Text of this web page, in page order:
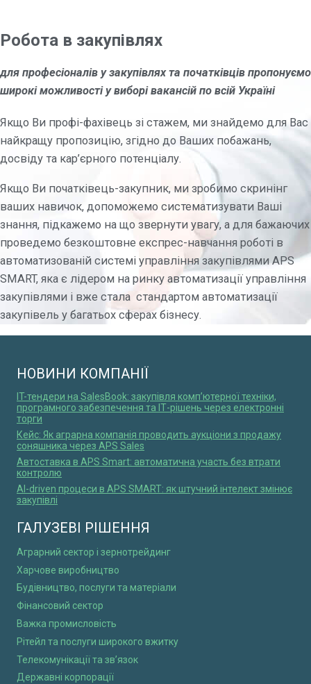
Робота в закупівлях
для професіоналів у закупівлях та початківців пропонуємо
широкі можливості у виборі вакансій по всій Україні
Якщо Ви профі-фахівець зі стажем, ми знайдемо для Вас
найкращу пропозицію, згідно до Ваших побажань,
досвіду та кар’єрного потенціалу.
Якщо Ви початківець-закупник, ми зробимо скринінг
ваших навичок, допоможемо систематизувати Ваші
знання, підкажемо на що звернути увагу, а для бажаючих
проведемо безкоштовне експрес-навчання роботі в
автоматизованій системі управління закупівлями APS
SMART, яка є лідером на ринку автоматизації управління
закупівлями і вже стала стандартом автоматизації
закупівель у багатьох сферах бізнесу.
НОВИНИ КОМПАНІЇ
IT-тендери на SalesBook: закупівля комп’ютерної техніки,
програмного забезпечення та ІТ-рішень через електронні
торги
Кейс: Як аграрна компанія проводить аукціони з продажу
соняшника через APS Sales
Автоставка в APS Smart: автоматична участь без втрати
контролю
AI-driven процеси в APS SMART: як штучний інтелект змінює
закупівлі
ГАЛУЗЕВІ РІШЕННЯ
Аграрний сектор і зернотрейдинг
Харчове виробництво
Будівництво, послуги та матеріали
Фінансовий сектор
Важка промисловість
Рітейл та послуги широкого вжитку
Телекомунікації та зв’язок
Державні корпорації